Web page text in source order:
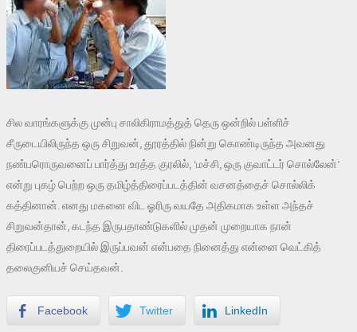
சில வாரங்களுக்கு முன்பு சாலிகிராமத்துத் தெரு ஒன்றில் பள்ளிச்
சீருடையிலிருந்த ஒரு சிறுவன், தூரத்தில் நின்று கொண்டிருந்த அவனது
நண்பரொருவனைப் பார்த்து உரத்த குரலில், ‘மச்சி, ஒரு குவாட்டர் சொல்லேன்’
என்று புகழ் பெற்ற ஒரு தமிழ்த்திரைப்படத்தின் வசனத்தைச் சொல்லிக்
கத்தினான். எனது மகனை விட ஓரிரு வயதே அதிகமாக உள்ள அந்தச்
சிறுவன்தான், கடந்த இருபதாண்டுகளில் முதன் முறையாக நான்
திரைப்படத்துறையில் இருப்பவன் என்பதை நினைத்து என்னை வெட்கித்
தலைகுனியச் செய்தவன்.
Facebook Twitter LinkedIn